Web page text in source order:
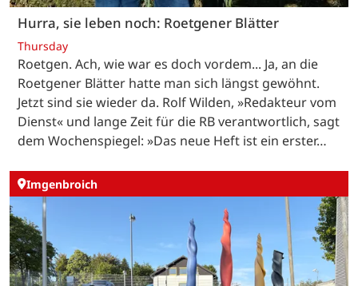
Hurra, sie leben noch: Roetgener Blätter
Thursday
Roetgen. Ach, wie war es doch vordem... Ja, an die
Roetgener Blätter hatte man sich längst gewöhnt.
Jetzt sind sie wieder da. Rolf Wilden, »Redakteur vom
Dienst« und lange Zeit für die RB verantwortlich, sagt
dem Wochenspiegel: »Das neue Heft ist ein erster…
Imgenbroich